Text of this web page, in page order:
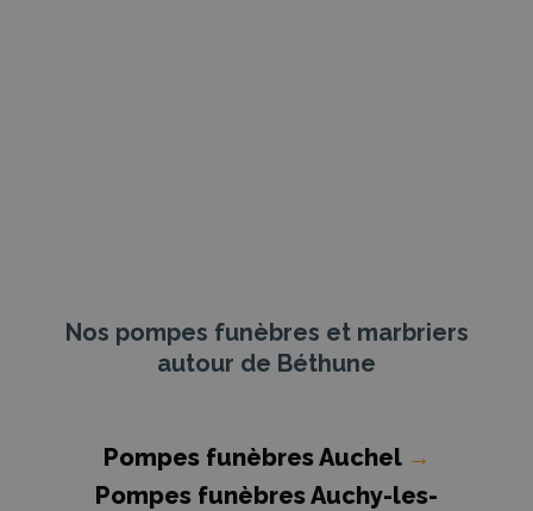
Nos pompes funèbres et marbriers
autour de Béthune
Pompes funèbres Auchel →
Pompes funèbres Auchy-les-